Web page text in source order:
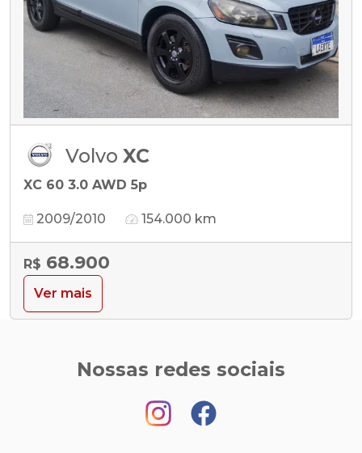
Volvo XC
XC 60 3.0 AWD 5p
2009/2010 154.000 km
R$ 68.900
Ver mais
Nossas redes sociais